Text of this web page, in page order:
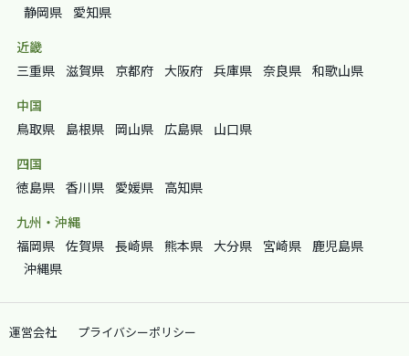
静岡県
愛知県
近畿
三重県
滋賀県 京都府 大阪府 兵庫県 奈良県
和歌山県
中国
鳥取県
島根県 岡山県 広島県
山口県
四国
徳島県
香川県 愛媛県
高知県
九州・沖縄
福岡県
佐賀県 長崎県 熊本県 大分県 宮崎県
鹿児島県
沖縄県
運営会社 プライバシーポリシー